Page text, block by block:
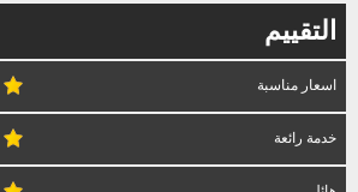
التقييم
اسعار مناسبة
خدمة رائعة